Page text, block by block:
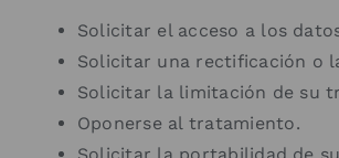
Solicitar el acceso a los
Solicitar una rectificación o
Solicitar la limitación de su
Oponerse al tratamiento.